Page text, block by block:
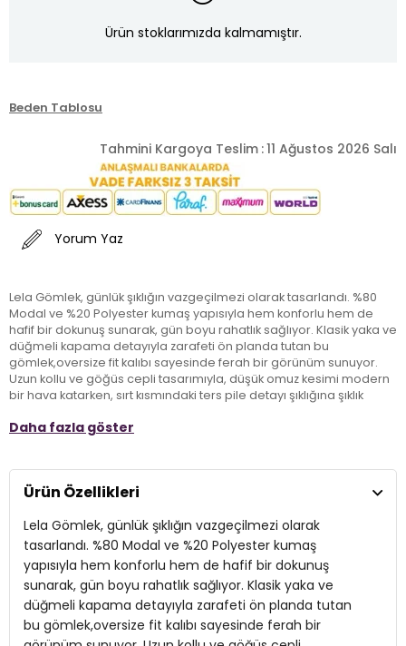
Ürün stoklarımızda kalmamıştır.
Beden Tablosu
Tahmini Kargoya Teslim :11 Ağustos 2026 Salı
Yorum Yaz
Lela Gömlek, günlük şıklığın vazgeçilmezi olarak tasarlandı. %80
Modal ve %20 Polyester kumaş yapısıyla hem konforlu hem de
hafif bir dokunuş sunarak, gün boyu rahatlık sağlıyor. Klasik yaka ve
düğmeli kapama detayıyla zarafeti ön planda tutan bu
gömlek,oversize fit kalıbı sayesinde ferah bir görünüm sunuyor.
Uzun kollu ve göğüs cepli tasarımıyla, düşük omuz kesimi modern
bir hava katarken, sırt kısmındaki ters pile detayı şıklığına şıklık
Gömlek, günlük kombinlerinizin vazgeçilmezi olmaya aday.
Model:
Materyal:% 80 Modal % 20 Polyester
Yaka Tipi:Klasik Yaka
Kapama Şekli:Düğmeli
Kol Tipi:Uzun Kol
Daha fazla göster
Ürün Özellikleri
Lela Gömlek, günlük şıklığın vazgeçilmezi olarak
tasarlandı. %80 Modal ve %20 Polyester kumaş
yapısıyla hem konforlu hem de hafif bir dokunuş
sunarak, gün boyu rahatlık sağlıyor. Klasik yaka ve
düğmeli kapama detayıyla zarafeti ön planda tutan
bu gömlek,oversize fit kalıbı sayesinde ferah bir